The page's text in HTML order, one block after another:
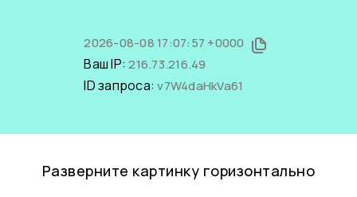
2026-08-08 17:07:57 +0000
Ваш IP:216.73.216.49
ID запроса:v7W4daHkVa61
Разверните картинку горизонтально